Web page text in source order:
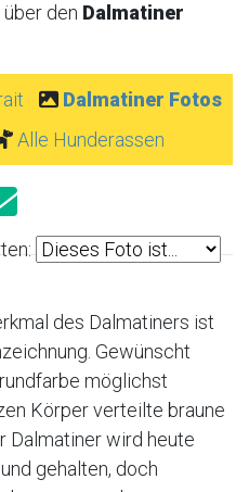
den Dalmatiner
Dalmatiner Fotos
Alle Hunderassen
des Dalmatiners ist
Gewünscht
möglichst
Körper verteilte braune
Dalmatiner wird heute
gehalten, doch